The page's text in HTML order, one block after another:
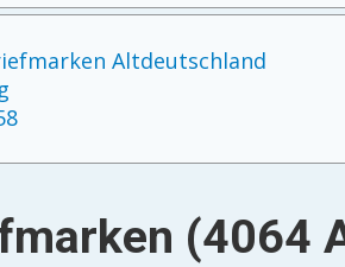
Altdeutschland
(4064